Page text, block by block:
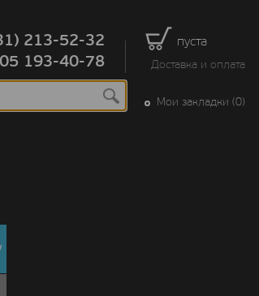
пуста
Доставка и оплата
213-52-32
193-40-78
Мои закладки (0)